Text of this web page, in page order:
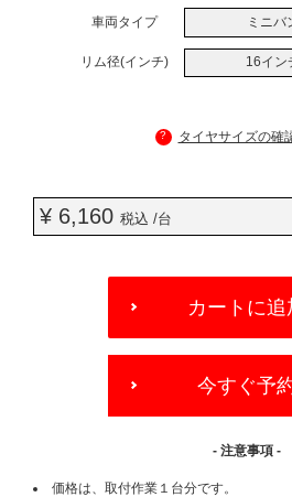
車両タイプ ミニバ
リム径(インチ) 16イン
? タイヤサイズの確
¥ 6,160 税込 /台
OPTIONS
カートに追
今すぐ予
- 注意事項 -
価格は、取付作業１台分です。